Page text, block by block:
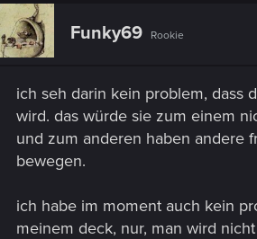
Funky69 Rookie
ich seh darin kein problem, dass
wird. das würde sie zum einem
und zum anderen haben andere
bewegen.
ich habe im moment auch kein
meinem deck, nur, man wird